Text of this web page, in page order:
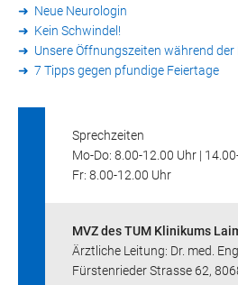
Neue Neurologin
Kein Schwindel!
Unsere Öffnungszeiten während der
7 Tipps gegen pfundige Feiertage
Sprechzeiten
Mo-Do: 8.00-12.00 Uhr |
Fr: 8.00-12.00 Uhr
MVZ des TUM Klinikums
Ärztliche Leitung: Dr. med.
Fürstenrieder Strasse 62,